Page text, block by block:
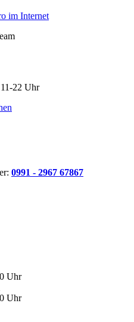
22 Uhr
: 0991 - 2967 67867
Uhr
Uhr